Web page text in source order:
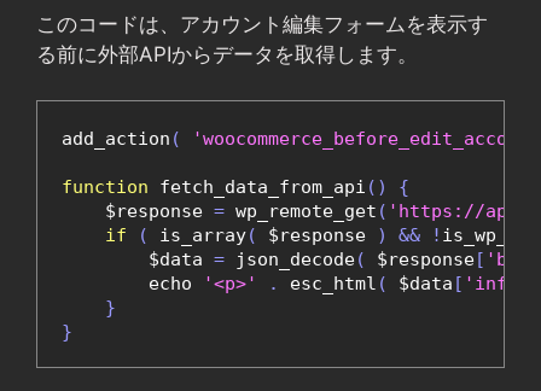
このコードは、アカウント編集フォームを表示す
る前に外部APIからデータを取得します。
add_action (
function fetch_data_from_api ()
{
    $response
= wp_remote_get ( 'https://
if
( is_array( $response ) && !
        $data
= json_decode( $response[
        echo
'<p>' . esc_html ( $data [ 'info'
}
}